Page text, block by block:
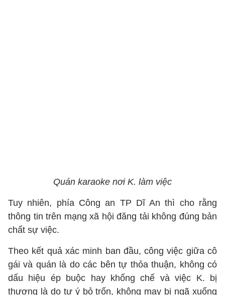
Quán karaoke nơi K. làm việc
Tuy nhiên, phía Công an TP Dĩ An thì cho rằng
thông tin trên mạng xã hội đăng tải không đúng bản
chất sự việc.
Theo kết quả xác minh ban đầu, công việc giữa cô
gái và quán là do các bên tự thỏa thuận, không có
dấu hiệu ép buộc hay khống chế và việc K. bị
thương là do tự ý bỏ trốn, không may bị ngã xuống